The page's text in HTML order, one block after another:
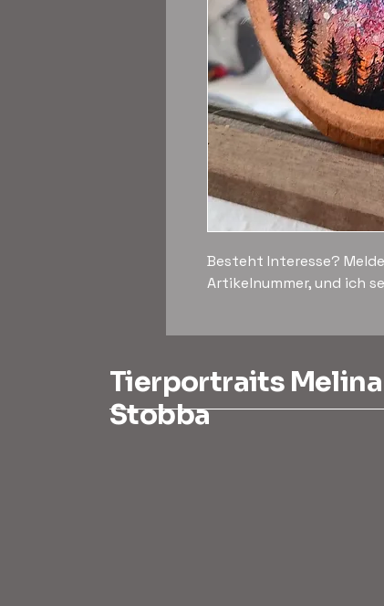
Besteht Interesse?
Artikelnummer, und ich
Tierportraits Melina
Stobba